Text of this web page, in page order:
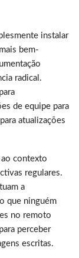
instalar
bem-
radical.
de equipe para
atualizações
contexto
regulares.
a
que ninguém
no remoto
perceber
escritas.